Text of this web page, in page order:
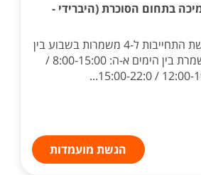
בתחום הסוכרת (היברידי -
משרה חלקית, נדרשת התחייבות ל-4 משמרות בשבוע בין
הימים א-ו שעות משמרת בין הימים א-ה: 8:00-15:00 /
הגשת מועמדות